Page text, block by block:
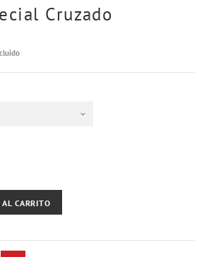
Cruzado
CARRITO